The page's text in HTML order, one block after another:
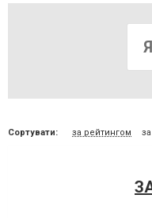
Сортувати: за рейтингом